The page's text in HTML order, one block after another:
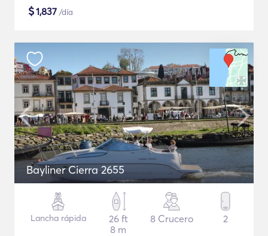
$1,837 /día
Bayliner Cierra 2655
Lancha rápida
26 ft
8 m
8 Crucero 2